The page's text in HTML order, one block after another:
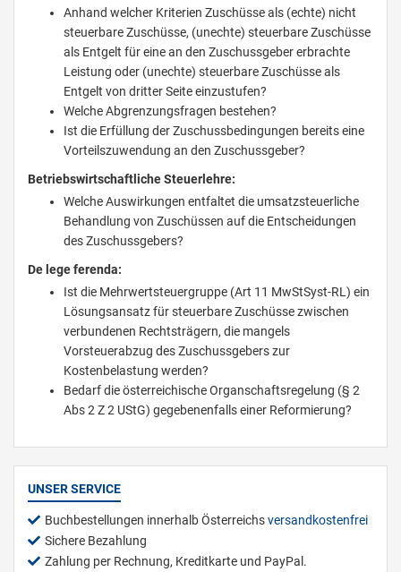
Anhand welcher Kriterien Zuschüsse als (echte) nicht
steuerbare Zuschüsse, (unechte) steuerbare Zuschüsse
als Entgelt für eine an den Zuschussgeber erbrachte
Leistung oder (unechte) steuerbare Zuschüsse als
Entgelt von dritter Seite einzustufen?
Welche Abgrenzungsfragen bestehen?
Ist die Erfüllung der Zuschussbedingungen bereits eine
Vorteilszuwendung an den Zuschussgeber?
Betriebswirtschaftliche Steuerlehre:
Welche Auswirkungen entfaltet die umsatzsteuerliche
Behandlung von Zuschüssen auf die Entscheidungen
des Zuschussgebers?
De lege ferenda:
Ist die Mehrwertsteuergruppe (Art 11 MwStSyst-RL) ein
Lösungsansatz für steuerbare Zuschüsse zwischen
verbundenen Rechtsträgern, die mangels
Vorsteuerabzug des Zuschussgebers zur
Kostenbelastung werden?
Bedarf die österreichische Organschaftsregelung (§ 2
Abs 2 Z 2 UStG) gegebenenfalls einer Reformierung?
UNSER SERVICE
Buchbestellungen innerhalb Österreichsversandkostenfrei
Sichere Bezahlung
Zahlung per Rechnung, Kreditkarte und PayPal.